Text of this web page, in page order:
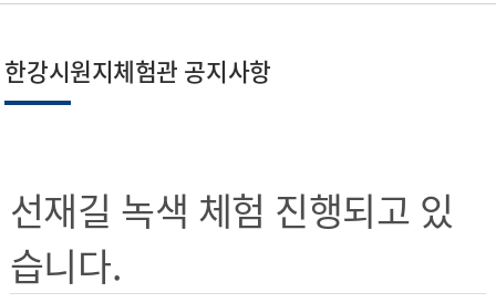
한강시원지체험관 공지사항
선재길 녹색 체험 진행되고 있
습니다.